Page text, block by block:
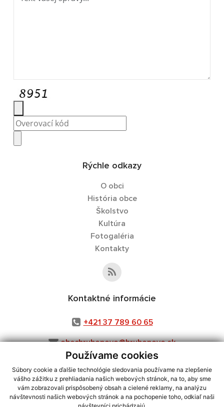
Používame cookies
Súbory cookie a ďalšie technológie sledovania používame na zlepšenie
vášho zážitku z prehliadania našich webových stránok, na to, aby sme
vám zobrazovali prispôsobený obsah a cielené reklamy, na analýzu
návštevnosti našich webových stránok a na pochopenie toho, odkiaľ naši
Rýchle odkazy
O obci
História obce
Školstvo
Kultúra
Fotogaléria
Kontakty
Kontaktné informácie
+421 37 789 60 65
obechrubonovo@hrubonovo.sk
využite možnosť získavania aktuálnych informácií s využitím RSS
CMS systém (redakčný) systém ECHELON 2,Mapa stránok,web portál